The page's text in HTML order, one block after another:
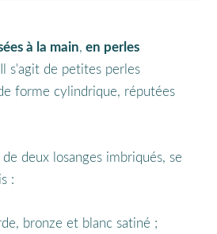
à la main, en perles
s'agit de petites perles
forme cylindrique, réputées
deux losanges imbriqués, se
:
bronze et blanc satiné ;